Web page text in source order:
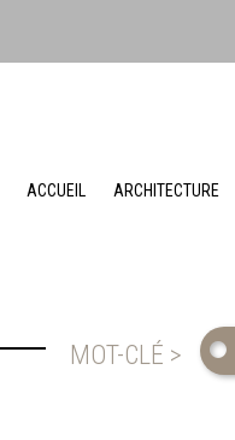
ACCUEIL ARCHITECTURE
MOT-CLÉ >